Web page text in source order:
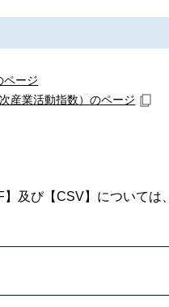
ページ
産業活動指数）のページ
及び【CSV】については、